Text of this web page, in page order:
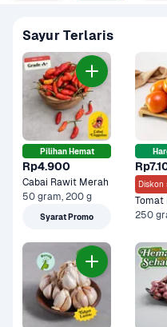
Sayur Terlaris
Pilihan Hemat
Rp4.900
Cabai Rawit Merah
50 gram, 200 g
Syarat Promo
Diskon
Tomat